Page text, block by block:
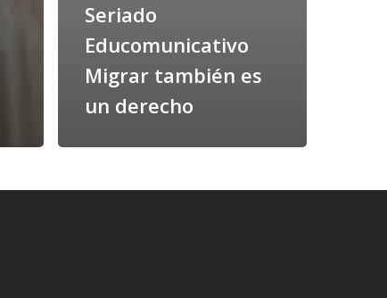
Seriado
Educomunicativo
Migrar también es
un derecho